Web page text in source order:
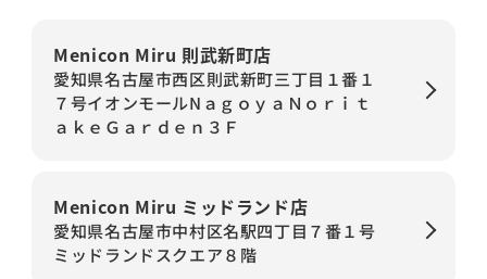
Menicon Miru 則武新町店
愛知県名古屋市西区則武新町三丁目１番１
７号イオンモールNａｇｏｙａＮｏｒｉｔ
ａｋｅＧａｒｄｅｎ３Ｆ
Menicon Miru ミッドランド店
愛知県名古屋市中村区名駅四丁目７番１号
ミッドランドスクエア８階